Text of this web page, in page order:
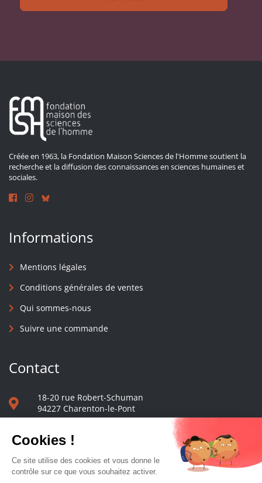
Créée en 1963, la Fondation Maison Sciences de l'Homme soutient la
recherche et la diffusion des connaissances en sciences humaines et
sociales.
Informations
Mentions légales
Conditions générales de ventes
Qui sommes-nous
Suivre une commande
Contact
18-20 rue Robert-Schuman
94227 Charenton-le-Pont